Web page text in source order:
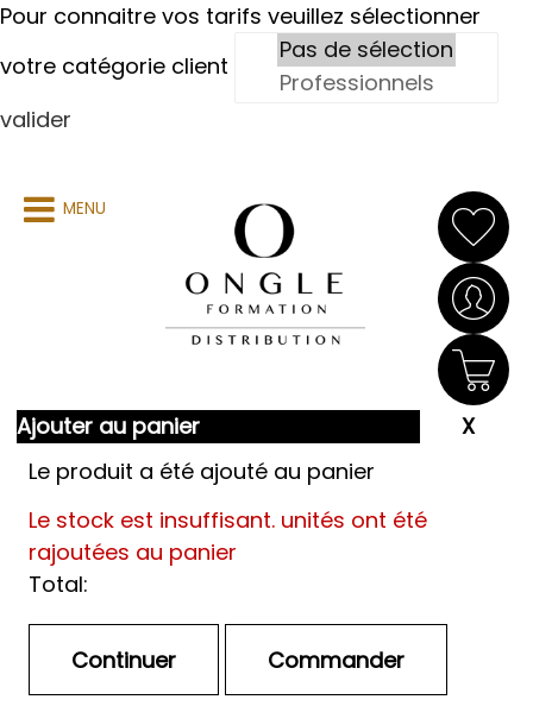
Pour connaitre vos tarifs veuillez sélectionner
votre catégorie client
valider
MENU
Ajouter au panier
Le produit a été ajouté au panier
Le stock est insuffisant. unités ont été
rajoutées au panier
Total: